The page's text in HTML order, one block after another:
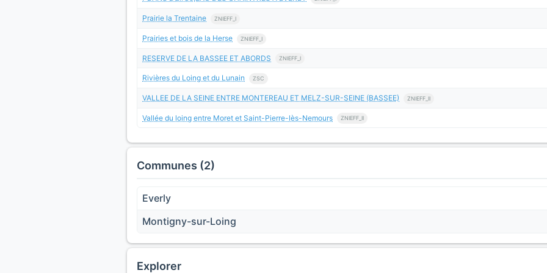
Prairie la Trentaine ZNIEFF_I
Prairies et bois de la Herse ZNIEFF_I
RESERVE DE LA BASSEE ET ABORDS ZNIEFF_I
Rivières du Loing et du Lunain ZSC
VALLEE DE LA SEINE ENTRE MONTEREAU ET MELZ-SUR-SEINE (BASSEE) ZNIEFF_II
Vallée du loing entre Moret et Saint-Pierre-lès-Nemours ZNIEFF_II
Communes (2)
Everly
Montigny-sur-Loing
Explorer